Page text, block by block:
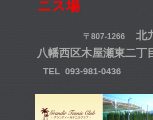
ニス場
〒807-1266
北
八幡西区木屋瀬東二丁
TEL 093-981-0436